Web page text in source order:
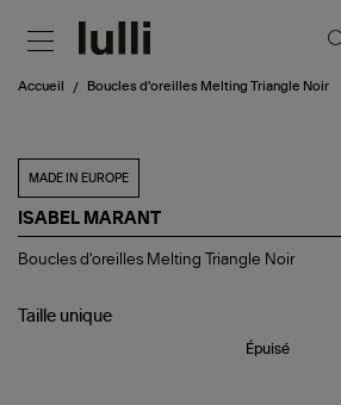
Accueil Boucles d'oreilles Melting Triangle Noir
MADE IN EUROPE
ISABEL MARANT
Boucles
Triangle
Boucles d'oreilles Melting Triangle Noir
Taille unique
Épuisé